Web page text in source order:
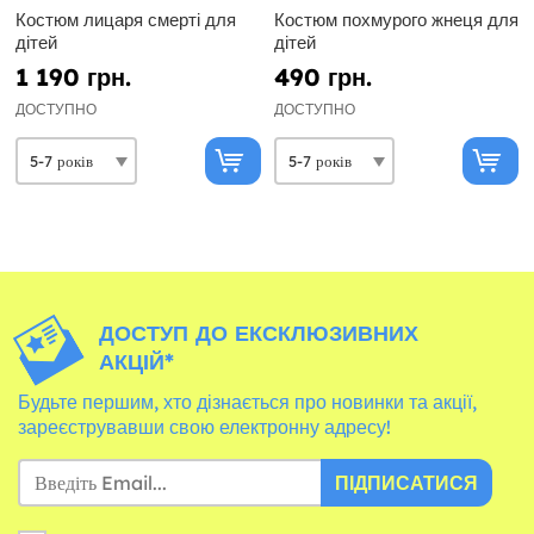
Костюм лицаря смерті для
дітей
1 190 грн.
ДОСТУПНО
Костюм похмурого жнеця для
дітей
490 грн.
ДОСТУПНО
ДОСТУП ДО ЕКСКЛЮЗИВНИХ
АКЦІЙ*
Будьте першим, хто дізнається про новинки та акції,
зареєструвавши свою електронну адресу!
ПІДПИСАТИСЯ